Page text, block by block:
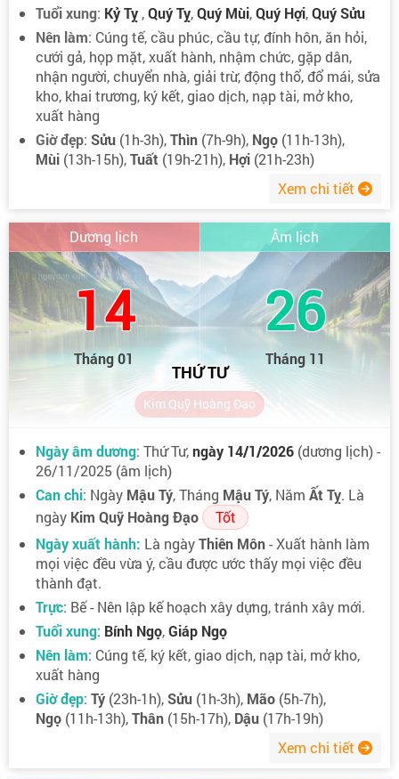
Tuổi xung: Kỷ Tỵ ,Quý Tỵ,Quý Mùi,Quý Hợi,Quý Sửu
Nên làm: Cúng tế, cầu phúc, cầu tự, đính hôn, ăn hỏi,
cưới gả, họp mặt, xuất hành, nhậm chức, gặp dân,
nhận người, chuyển nhà, giải trừ, động thổ, đổ mái, sửa
kho, khai trương, ký kết, giao dịch, nạp tài, mở kho,
xuất hàng
Giờ đẹp: Sửu (1h-3h),Thìn (7h-9h), Ngọ (11h-13h),
Mùi (13h-15h),Tuất (19h-21h), Hợi (21h-23h)
Xem chi tiết
Dương lịch
14
Tháng 01
Âm lịch
26
Tháng 11
THỨ TƯ
Kim Quỹ Hoàng Đạo
Ngày âm dương: Thứ Tư,ngày 14/1/2026 (dương lịch) -
26/11/2025 (âm lịch)
Can chi: Ngày Mậu Tý, Tháng Mậu Tý, Năm Ất Tỵ. Là
ngày Kim Quỹ Hoàng Đạo
Tốt
Ngày xuất hành: Là ngàyThiên Môn- Xuất hành làm
mọi việc đều vừa ý, cầu được ước thấy mọi việc đều
thành đạt.
Trực: Bế - Nên lập kế hoạch xây dựng, tránh xây mới.
Tuổi xung: Bính Ngọ,Giáp Ngọ
Nên làm: Cúng tế, ký kết, giao dịch, nạp tài, mở kho,
xuất hàng
Giờ đẹp: Tý (23h-1h),Sửu (1h-3h), Mão (5h-7h),
Ngọ (11h-13h),Thân (15h-17h), Dậu (17h-19h)
Xem chi tiết